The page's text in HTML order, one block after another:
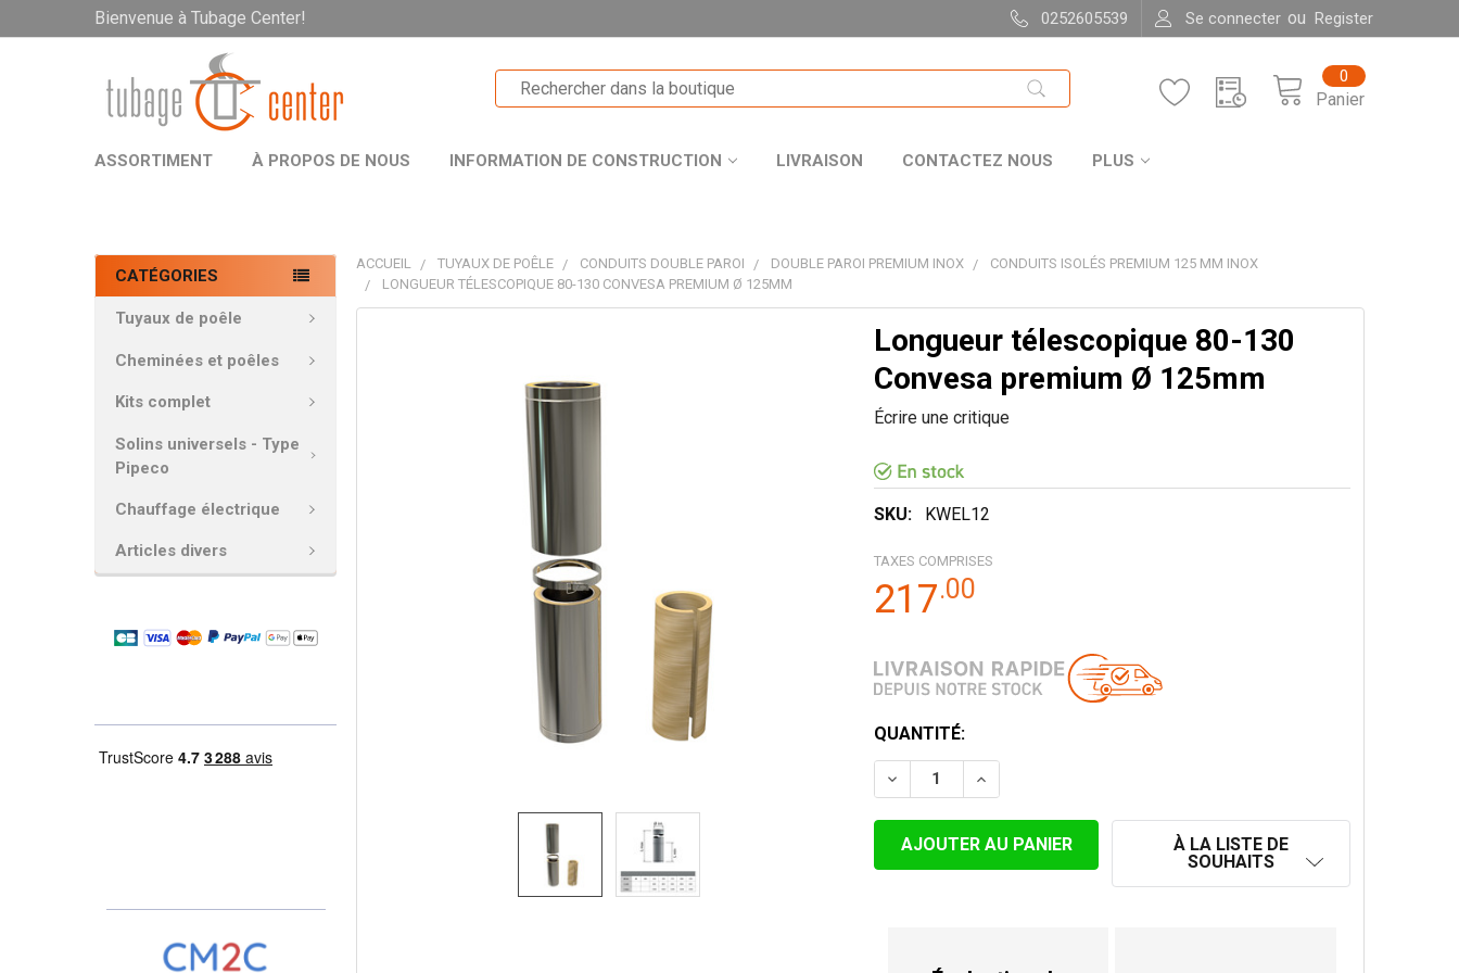
Bienvenue à Tubage Center! 0252605539 Se connecter ou Register
Panier
0
ASSORTIMENT À PROPOS DE NOUS INFORMATION DE CONSTRUCTION LIVRAISON CONTACTEZ NOUS PLUS
CATÉGORIES
Tuyaux de poêle
Cheminées et poêles
Kits complet
Solins universels - Type
Pipeco
Chauffage électrique
Articles divers
ACCUEIL TUYAUX DE POÊLE CONDUITS DOUBLE PAROI DOUBLE PAROI PREMIUM INOX
CONDUITS ISOLÉS PREMIUM 125 MM INOX
LONGUEUR TÉLESCOPIQUE 80-130 CONVESA PREMIUM Ø 125MM
Longueur télescopique 80-130
Convesa premium Ø 125mm
Écrire une critique
SKU: KWEL12
TAXES COMPRISES
217.00
STOCK
ACTUEL:
QUANTITÉ:
DIMINUER LA QUANTITÉ DE LONGUEUR TÉLESCOPIQUE 80-130
AUGMENTER LA QUANTITÉ DE LONGUEUR
À LA LISTE DE
SOUHAITS